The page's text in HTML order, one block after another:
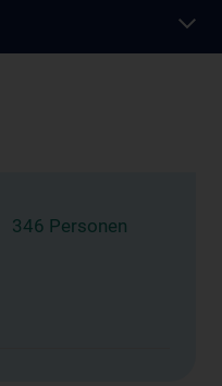
346 Personen